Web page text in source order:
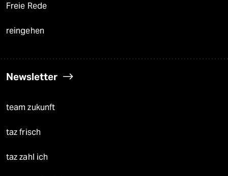
Freie Rede
reingehen
Newsletter
team zukunft
taz frisch
taz zahl ich